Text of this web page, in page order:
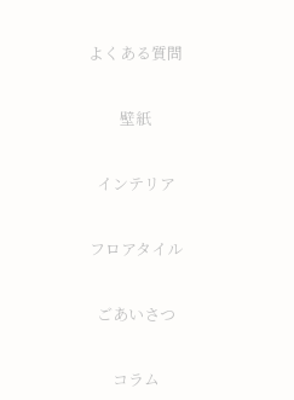
よくある質問
壁紙
インテリア
フロアタイル
ごあいさつ
コラム